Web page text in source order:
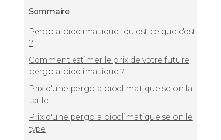
Sommaire
Pergola bioclimatique : qu'est-ce que c'est
?
Comment estimer le prix de votre future
pergola bioclimatique ?
Prix d'une pergola bioclimatique selon la
taille
Prix d'une pergola bioclimatique selon le
type